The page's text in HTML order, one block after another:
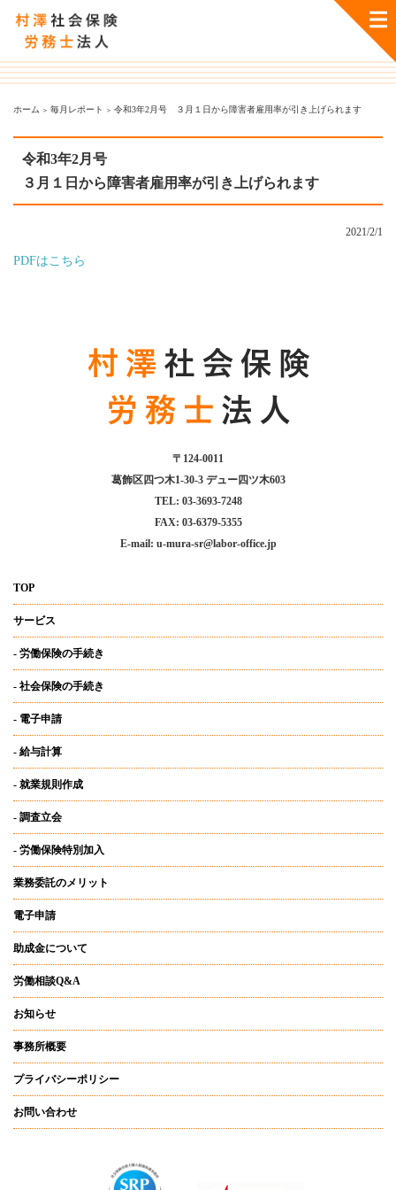
ホーム 毎月レポート 令和3年2月号 ３月１日から障害者雇用率が引き上げられます
令和3年2月号
３月１日から障害者雇用率が引き上げられます
2021/2/1
PDFはこちら
〒124-0011
葛飾区四つ木1-30-3 デュー四ツ木603
TEL: 03-3693-7248
FAX: 03-6379-5355
E-mail: u-mura-sr@labor-office.jp
TOP
サービス
- 労働保険の手続き
- 社会保険の手続き
- 電子申請
- 給与計算
- 就業規則作成
- 調査立会
- 労働保険特別加入
業務委託のメリット
電子申請
助成金について
労働相談Q&A
お知らせ
事務所概要
プライバシーポリシー
お問い合わせ